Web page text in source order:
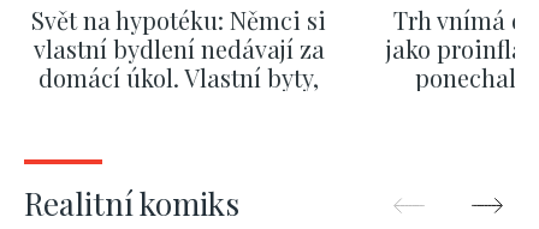
Svět na hypotéku: Němci si
vlastní bydlení nedávají za
domácí úkol. Vlastní byty,
Trh vnímá
jako
ponechali
Realitní komiks